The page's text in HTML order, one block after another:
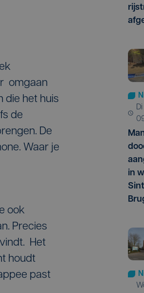
omgaan
die het huis
de
De
Waar je
ook
Precies
Het
houdt
past
di 4 augustus |
in
wo 5